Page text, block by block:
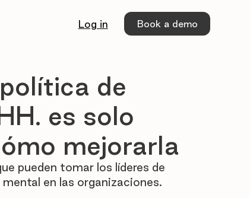
Log in Book a demo
de
es solo
mejorarla
pueden tomar los líderes de
en las organizaciones.